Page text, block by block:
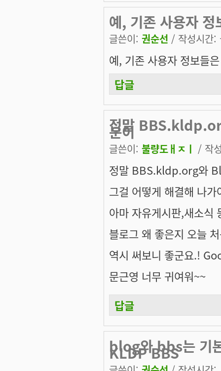
예, 기존 사용자
글쓴이: 권순선 / 작성시간
예, 기존 사용자 정보들
답글
정말
분이
글쓴이: 불량도ㅐㅈㅣ / 작
정말 BBS.kldp.org와
그걸 어떻게 해결해 나
아마 자유게시판,새소식
블로그 왜 좋은지 오늘
역시 써보니 좋군요.!
문근영 너무 귀여워~~
답글
blog와 bbs는 기
KLDP BBS